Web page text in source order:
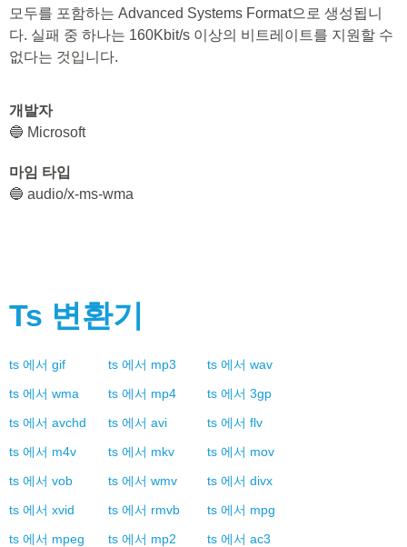
모두를 포함하는 Advanced Systems Format으로 생성됩니
다. 실패 중 하나는 160Kbit/s 이상의 비트레이트를 지원할 수
없다는 것입니다.
개발자
🔵 Microsoft
마임 타입
🔵 audio/x-ms-wma
Ts 변환기
ts 에서 gif ts 에서 mp3 ts 에서 wav
ts 에서 wma ts 에서 mp4 ts 에서 3gp
ts 에서 avchd ts 에서 avi ts 에서 flv
ts 에서 m4v ts 에서 mkv ts 에서 mov
ts 에서 vob ts 에서 wmv ts 에서 divx
ts 에서 xvid ts 에서 rmvb ts 에서 mpg
ts 에서 mpeg ts 에서 mp2 ts 에서 ac3